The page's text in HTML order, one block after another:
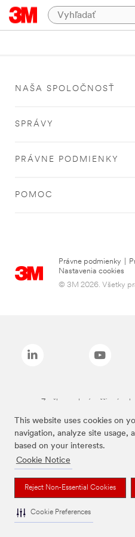
This website uses cookies on
navigation, analyze site usage,
based on your interests.
Cookie Notice
Reject Non-Essential Cookies
Cookie Preferences
NAŠA SPOLOČNOSŤ
SPRÁVY
PRÁVNE PODMIENKY
POMOC
Právne podmienky
Nastavenia cookies
© 3M 2026. Všetky
Značky uvedené vyššie sú